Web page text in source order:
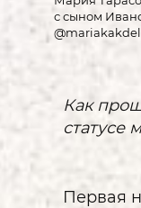
с сыном
Как
статусе
Первая